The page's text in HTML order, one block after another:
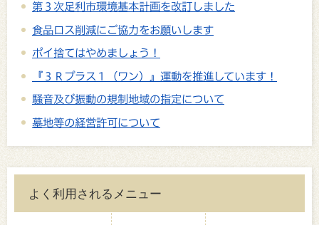
第３次足利市環境基本計画を改訂しました
食品ロス削減にご協力をお願いします
ポイ捨てはやめましょう！
『３Ｒプラス１（ワン）』運動を推進しています！
騒音及び振動の規制地域の指定について
墓地等の経営許可について
よく利用されるメニュー